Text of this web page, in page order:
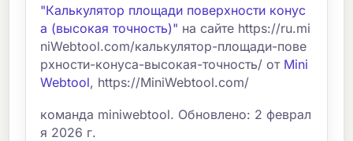
"Калькулятор площади поверхности конус
а (высокая точность)" на сайте https://ru.mi
niWebtool.com/калькулятор-площади-пове
рхности-конуса-высокая-точность/ от Mini
Webtool, https://MiniWebtool.com/
команда miniwebtool. Обновлено: 2 феврал
я 2026 г.